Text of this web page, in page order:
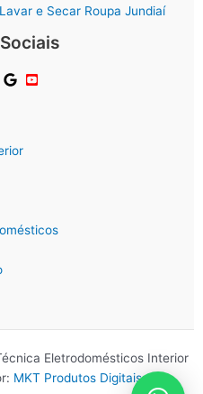
e Secar Roupa Jundiaí
Eletrodomésticos Interior
MKT Produtos Digitais.